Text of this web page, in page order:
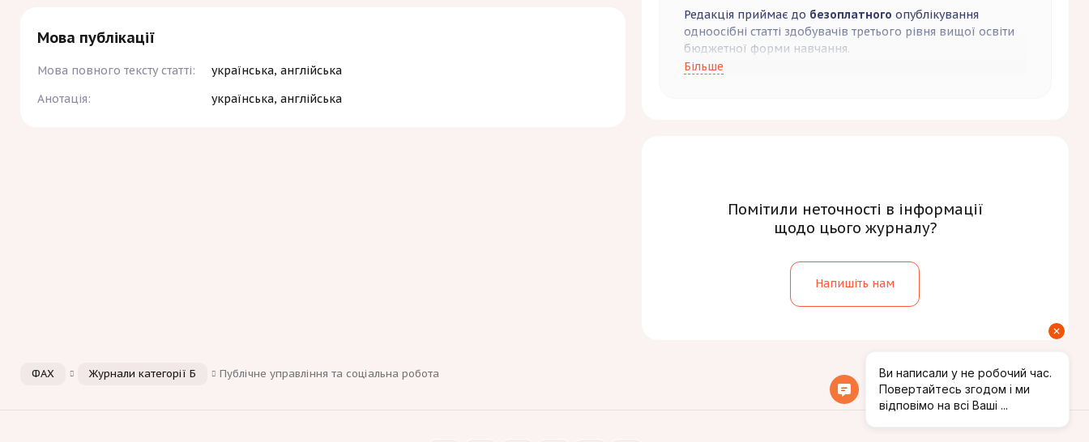
Мова публікації
Мова повного тексту статті:
українська, англійська
Анотація:
українська, англійська
Редакція приймає до безоплатного опублікування
одноосібні статті здобувачів третього рівня вищої освіти
бюджетної форми навчання.
Вартість друкованого примірника становить
Більше
Помітили неточності в інформації
щодо цього журналу?
Напишіть нам
ФАХ Журнали категорії Б Публічне управління та соціальна робота